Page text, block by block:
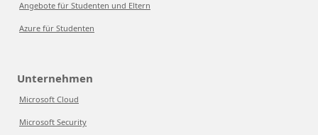
Angebote für Studenten und Eltern
Azure für Studenten
Unternehmen
Microsoft Cloud
Microsoft Security